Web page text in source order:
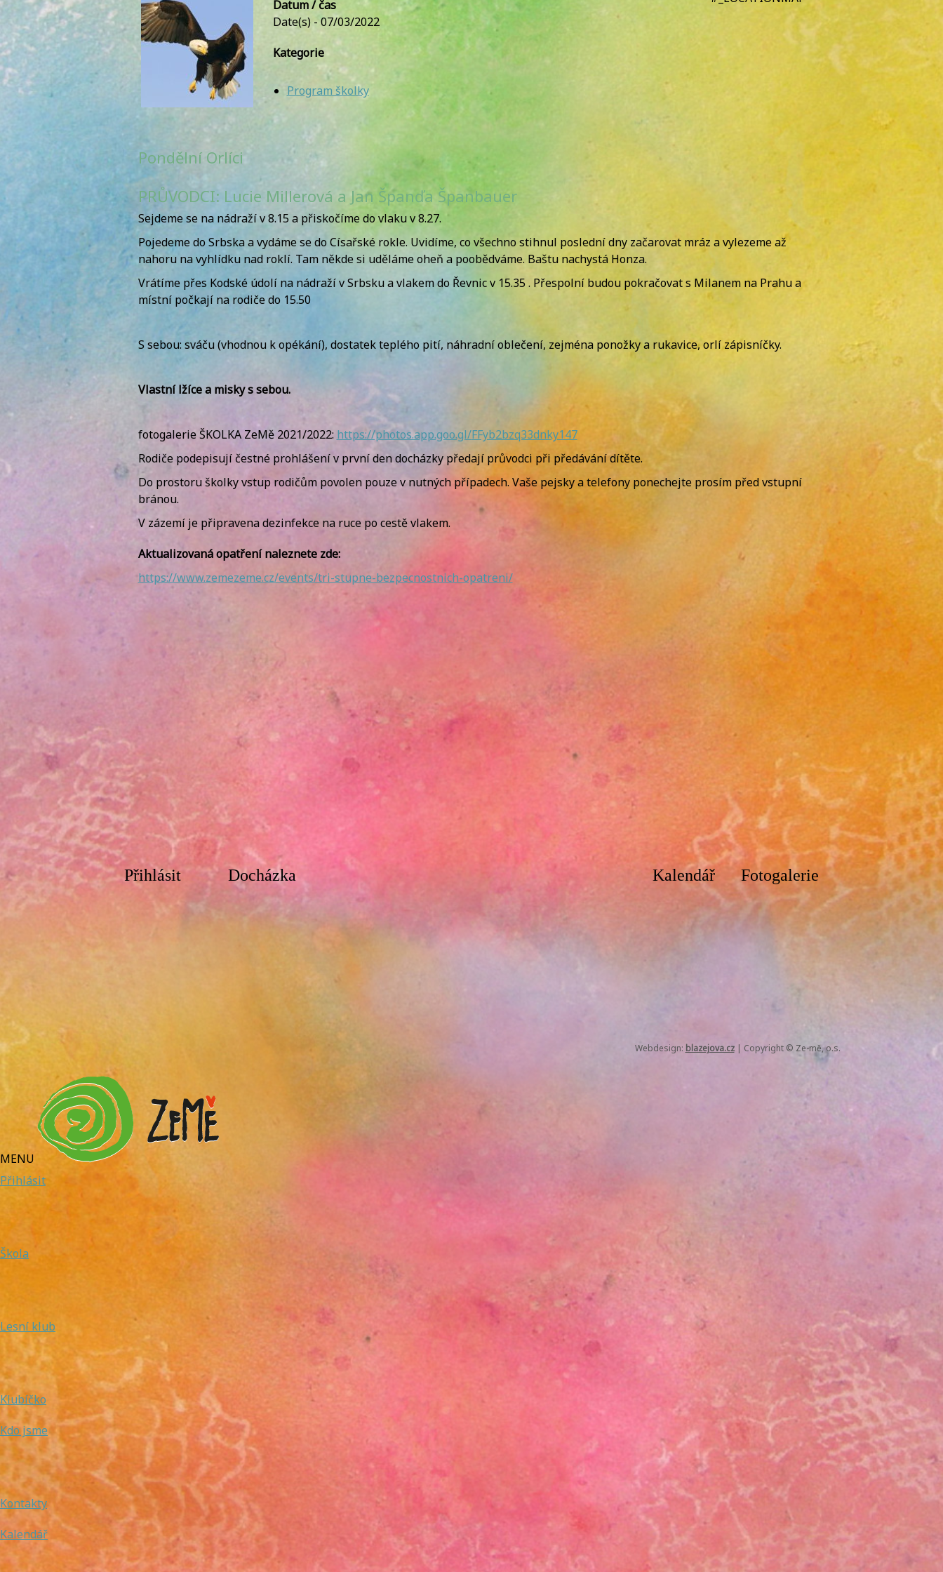
Datum / čas
Date(s) - 07/03/2022
Kategorie
Program školky
Pondělní Orlíci
PRŮVODCI: Lucie Millerová a Jan Španďa Španbauer
Sejdeme se na nádraží v 8.15 a přiskočíme do vlaku v 8.27.
Pojedeme do Srbska a vydáme se do Císařské rokle. Uvidíme, co všechno stihnul poslední dny začarovat mráz a vylezeme až
nahoru na vyhlídku nad roklí. Tam někde si uděláme oheň a poobědváme. Baštu nachystá Honza.
Vrátíme přes Kodské údolí na nádraží v Srbsku a vlakem do Řevnic v 15.35 . Přespolní budou pokračovat s Milanem na Prahu a
místní počkají na rodiče do 15.50
S sebou: sváču (vhodnou k opékání), dostatek teplého pití, náhradní oblečení, zejména ponožky a rukavice, orlí zápisníčky.
Vlastní lžíce a misky s sebou.
fotogalerie ŠKOLKA ZeMě 2021/2022: https://photos.app.goo.gl/FFyb2bzq33dnky147
Rodiče podepisují čestné prohlášení v první den docházky předají průvodci při předávání dítěte.
Do prostoru školky vstup rodičům povolen pouze v nutných případech. Vaše pejsky a telefony ponechejte prosím před vstupní
bránou.
V zázemí je připravena dezinfekce na ruce po cestě vlakem.
Aktualizovaná opatření naleznete zde:
https://www.zemezeme.cz/events/tri-stupne-bezpecnostnich-opatreni/
Kalendář Fotogalerie
Přihlásit Docházka
Webdesign: blazejova.cz| Copyright © Ze-mě, o.s.
MENU
Přihlásit
Škola
Lesní klub
Klubíčko
Kdo jsme
Kontakty
Kalendář